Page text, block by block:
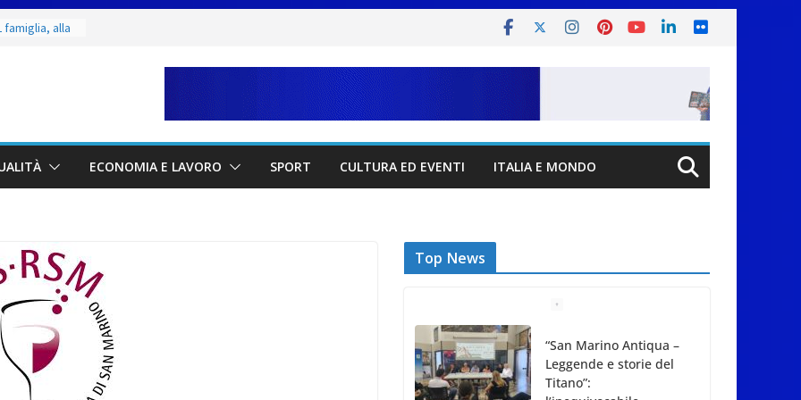
famiglia, alla
Incendi
di Marcinelle
collettiva
ECONOMIA E LAVORO SPORT CULTURA ED EVENTI ITALIA E MONDO
Top News
“San Marino Antiqua –
Leggende e storie del
Titano”: